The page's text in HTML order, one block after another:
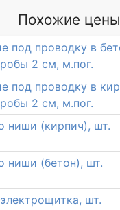
Похожие цены
под проводку в
2 см, м.пог.
под проводку в
2 см, м.пог.
ниши (кирпич), шт.
ниши (бетон), шт.
шт.